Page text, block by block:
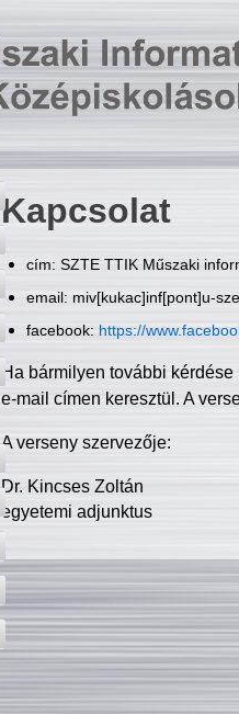
Kapcsolat
cím: SZTE TTIK Műszaki
email: miv[kukac]inf[pont]u-
facebook: https://
Ha bármilyen további
e-mail címen keresztül. A
A verseny szervezője:
Dr. Kincses Zoltán
egyetemi adjunktus